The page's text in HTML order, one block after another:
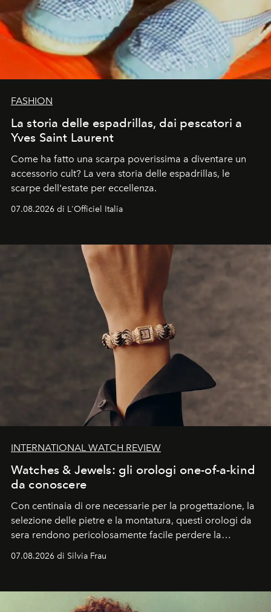
FASHION
La storia delle espadrillas, dai pescatori a
Yves Saint Laurent
Come ha fatto una scarpa poverissima a diventare un
accessorio cult? La vera storia delle espadrillas, le
scarpe dell'estate per eccellenza.
07.08.2026 di L'Officiel Italia
INTERNATIONAL WATCH REVIEW
Watches & Jewels: gli orologi one-of-a-kind
da conoscere
Con centinaia di ore necessarie per la progettazione, la
selezione delle pietre e la montatura, questi orologi da
sera rendono pericolosamente facile perdere la
cognizione del tempo. Ma con quadranti così
07.08.2026 di Silvia Frau